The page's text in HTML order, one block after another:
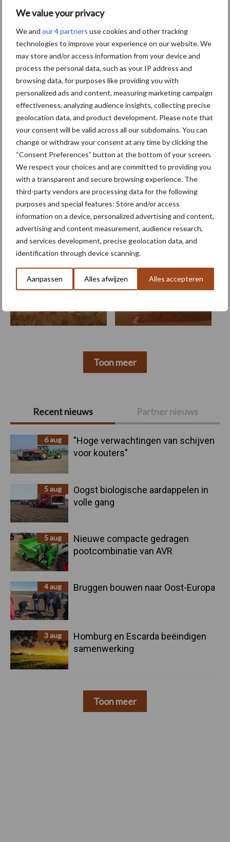
We value your privacy
We and our 4 partners use cookies and other tracking
technologies to improve your experience on our website. We
may store and/or access information from your device and
process the personal data, such as your IP address and
browsing data, for purposes like providing you with
personalized ads and content, measuring marketing campaign
effectiveness, analyzing audience insights, collecting precise
geolocation data, and product development. Please note that
your consent will be valid across all our subdomains. You can
change or withdraw your consent at any time by clicking the
“Consent Preferences” button at the bottom of your screen.
We respect your choices and are committed to providing you
with a transparent and secure browsing experience. The
third-party vendors are processing data for the following
purposes and special features: Store and/or access
information on a device, personalized advertising and content,
advertising and content measurement, audience research,
and services development, precise geolocation data, and
identification through device scanning.
Aanpassen Alles afwijzen Alles accepteren
Primaire
Sidebar
Recent nieuws Partner nieuws
6 aug
"Hoge verwachtingen van schijven
voor kouters"
5 aug
Oogst biologische aardappelen in
volle gang
5 aug
Nieuwe compacte gedragen
pootcombinatie van AVR
4 aug Bruggen bouwen naar Oost-Europa
3 aug
Homburg en Escarda beëindigen
samenwerking
Toon meer
Middel besparen met
precisiespuiten: “Elke
druppel op de juiste plek”
Agrarische grondprijs stijgt
in tweede kwartaal naar
108.500 euro per hectare
Themapagina's
Machines Duurzaamheid
Toon meer